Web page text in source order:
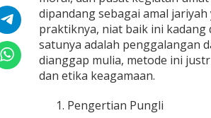
dipandang sebagai amal
praktiknya, niat baik ini kadang
satunya adalah penggalangan
dianggap mulia, metode ini
dan etika keagamaan.
Pengertian Pungli